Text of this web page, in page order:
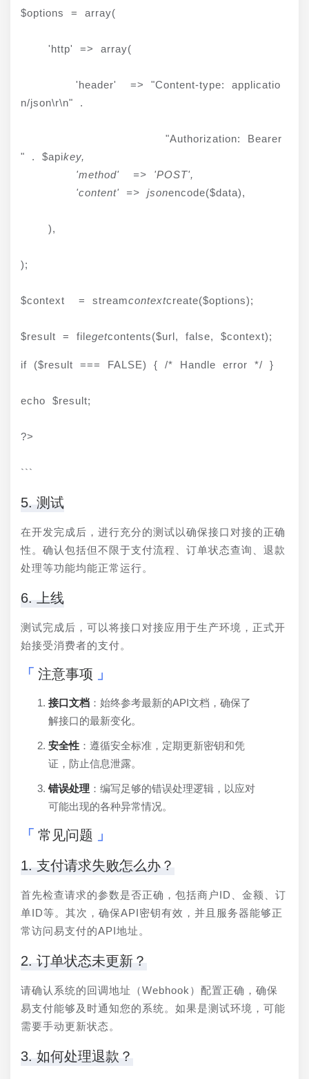
$options = array(
    'http' => array(
n/json\r\n" .
" . $apikey,
        'content' => json
encode($data),
    ),
);
$context  = streamcontextcreate($options);
$result = filegetcontents($url, false, $context);
if ($result === FALSE) { /* Handle error */ }
echo $result;
?>
```
5. 测试
在开发完成后，进行充分的测试以确保接口对接的正确
性。确认包括但不限于支付流程、订单状态查询、退款
处理等功能均能正常运行。
6. 上线
测试完成后，可以将接口对接应用于生产环境，正式开
始接受消费者的支付。
注意事项
接口文档 ：始终参考最新的API文档，确保了
解接口的最新变化。
安全性 ：遵循安全标准，定期更新密钥和凭
证，防止信息泄露。
错误处理 ：编写足够的错误处理逻辑，以应对
可能出现的各种异常情况。
常见问题
1. 支付请求失败怎么办？
首先检查请求的参数是否正确，包括商户ID、金额、订
单ID等。其次，确保API密钥有效，并且服务器能够正
常访问易支付的API地址。
2. 订单状态未更新？
请确认系统的回调地址（Webhook）配置正确，确保
易支付能够及时通知您的系统。如果是测试环境，可能
需要手动更新状态。
3. 如何处理退款？